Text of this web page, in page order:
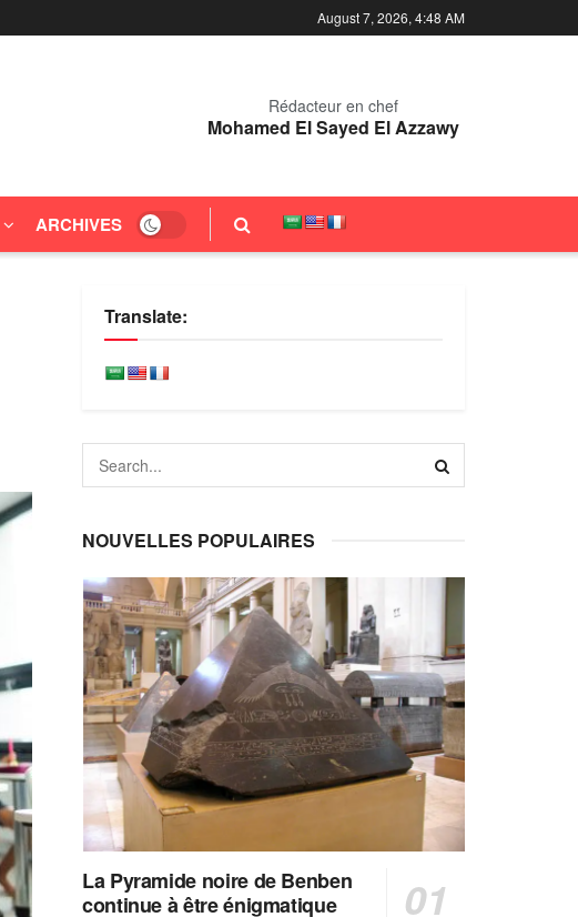
August 7, 2026, 4:48 AM
Rédacteur en chef
Mohamed El Sayed El Azzawy
ARCHIVES
Translate:
NOUVELLES POPULAIRES
La Pyramide noire de Benben
continue à être énigmatique